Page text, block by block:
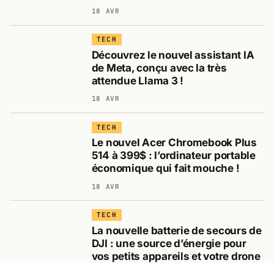
18 AVR
TECH
Découvrez le nouvel assistant IA
de Meta, conçu avec la très
attendue Llama 3 !
18 AVR
TECH
Le nouvel Acer Chromebook Plus
514 à 399$ : l’ordinateur portable
économique qui fait mouche !
18 AVR
TECH
La nouvelle batterie de secours de
DJI : une source d’énergie pour
vos petits appareils et votre drone